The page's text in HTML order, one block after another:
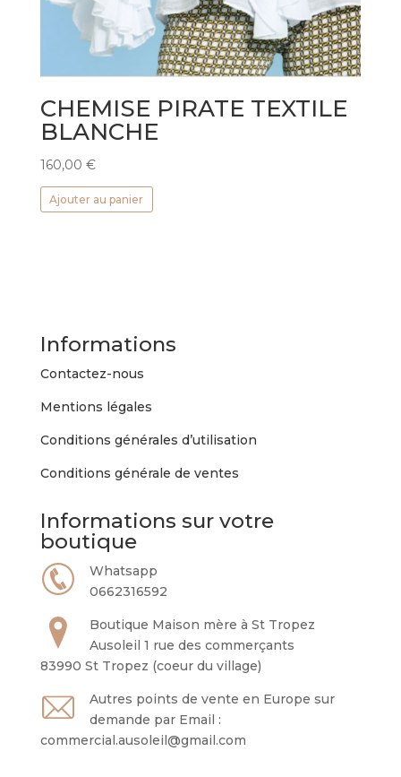
CHEMISE PIRATE TEXTILE
BLANCHE
160,00 €
Ajouter au panier
Informations
Contactez-nous
Mentions légales
Conditions générales d’utilisation
Conditions générale de ventes
Informations sur votre
boutique
Whatsapp
0662316592
Boutique Maison mère à St Tropez
Ausoleil 1 rue des commerçants
83990 St Tropez (coeur du village)
Autres points de vente en Europe sur
demande par Email :
commercial.ausoleil@gmail.com